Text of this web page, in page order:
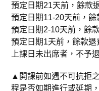
預定日期21天前，餘款
預定日期11-20天前，餘
預定日期2-10天前，餘
預定日期1天前，餘款退
上課日未出席者，不予
▲開課前如遇不可抗拒
程是否如期進行或延期